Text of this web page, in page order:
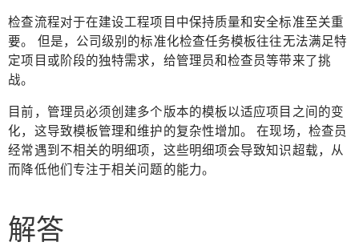
检查流程对于在建设工程项目中保持质量和安全标准至关重
要。 但是，公司级别的标准化检查任务模板往往无法满足特
定项目或阶段的独特需求，给管理员和检查员等带来了挑
战。
目前，管理员必须创建多个版本的模板以适应项目之间的变
化，这导致模板管理和维护的复杂性增加。 在现场，检查员
经常遇到不相关的明细项，这些明细项会导致知识超载，从
而降低他们专注于相关问题的能力。
解答